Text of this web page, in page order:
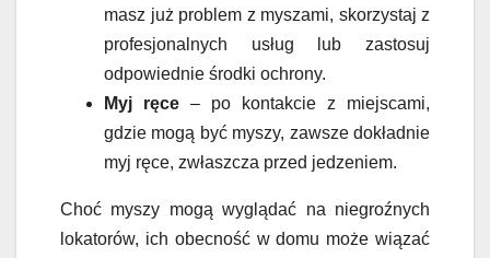
masz już problem z myszami, skorzystaj z
profesjonalnych usług lub zastosuj
odpowiednie środki ochrony.
Myj ręce – po kontakcie z miejscami,
gdzie mogą być myszy, zawsze dokładnie
myj ręce, zwłaszcza przed jedzeniem.
Choć myszy mogą wyglądać na niegroźnych
lokatorów, ich obecność w domu może wiązać